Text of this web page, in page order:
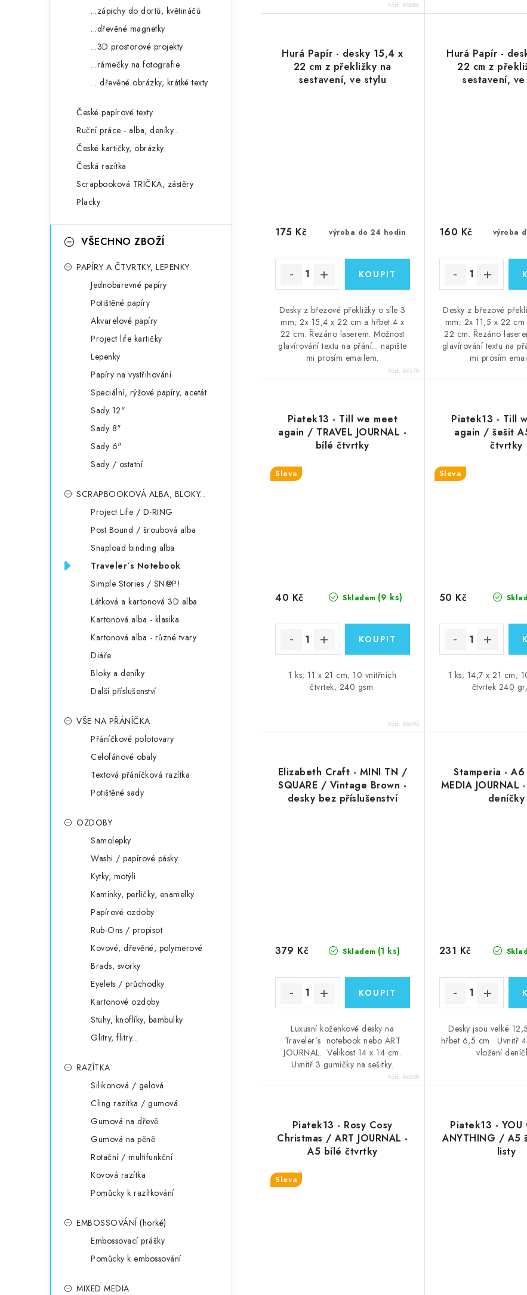
...zápichy do dortů, květináčů
...dřevěné magnetky
...3D prostorové projekty
...rámečky na fotografie
... dřevěné obrázky, krátké texty
České papírové texty
Ruční práce - alba, deníky...
České kartičky, obrázky
Česká razítka
Scrapbooková TRIČKA, zástěry
Placky
VŠECHNO ZBOŽÍ
PAPÍRY A ČTVRTKY, LEPENKY
Jednobarevné papíry
Potištěné papíry
Akvarelové papíry
Project life kartičky
Lepenky
Papíry na vystřihování
Speciální, rýžové papíry, acetát
Sady 12"
Sady 8"
Sady 6"
Sady / ostatní
SCRAPBOOKOVÁ ALBA, BLOKY...
Project Life / D-RING
Post Bound / šroubová alba
Snapload binding alba
Traveler´s Notebook
Simple Stories / SN@P!
Látková a kartonová 3D alba
Kartonová alba - klasika
Kartonová alba - různé tvary
Diáře
Bloky a deníky
Další příslušenství
VŠE NA PŘÁNÍČKA
Přáníčkové polotovary
Celofánové obaly
Textová přáníčková razítka
Potištěné sady
OZDOBY
Samolepky
Washi / papírové pásky
Kytky, motýli
Kamínky, perličky, enamelky
Papírové ozdoby
Rub-Ons / propisot
Kovové, dřevěné, polymerové
Brads, svorky
Eyelets / průchodky
Kartonové ozdoby
Stuhy, knoflíky, bambulky
Glitry, flitry...
RAZÍTKA
Silikonová / gelová
Cling razítka / gumová
Gumová na dřevě
Gumová na pěně
Rotační / multifunkční
Kovová razítka
Pomůcky k razítkování
EMBOSSOVÁNÍ (horké)
Embossovací prášky
Pomůcky k embossování
MIXED MEDIA
Kód:90686
Hurá Papír - desky 15,4 x
22 cm z překližky na
sestavení, ve stylu
výroba do 24 hodin
175 Kč
Desky z březové překližky o síle 3
mm; 2x 15,4 x 22 cm a hřbet 4 x
22 cm. Řezáno laserem. Možnost
glavírování textu na přání... napište
mi prosím emailem.
Kód:89370
Hurá Papír -
22 cm z
sestavení,
výroba
160 Kč
Desky z březové
mm; 2x 11,5 x 22
22 cm. Řezáno
glavírování textu na
mi prosím
Piatek13 - Till we meet
again / TRAVEL JOURNAL -
bílé čtvrtky
Sleva
Skladem (9 ks)
40 Kč
1 ks; 11 x 21 cm; 10 vnitřních
čtvrtek; 240 gsm.
Kód:86695
Piatek13 - Till
again / šešit
čtvrtky
Sleva
50 Kč
1 ks; 14,7 x 21 cm;
čtvrtek 240
Elizabeth Craft - MINI TN /
SQUARE / Vintage Brown -
desky bez příslušenství
Skladem (1 ks)
379 Kč
Luxusní koženkové desky na
Traveler´s notebook nebo ART
JOURNAL. Velikost 14 x 14 cm.
Uvnitř 3 gumičky na sešitky.
Kód:86208
Stamperia - A6
MEDIA JOURNAL
deníčky
231 Kč
Desky jsou velké
hřbet 6,5 cm. Uvnitř
vložení
Piatek13 - Rosy Cosy
Christmas / ART JOURNAL -
A5 bílé čtvrtky
Sleva
Piatek13 - YOU
ANYTHING / A5
listy